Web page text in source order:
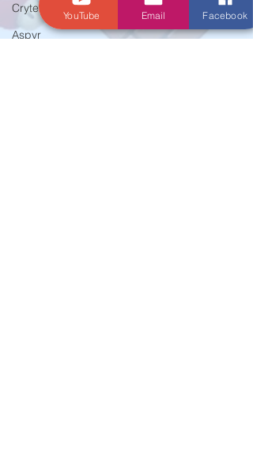
Crytek
Aspyr
YouTube Email Facebook